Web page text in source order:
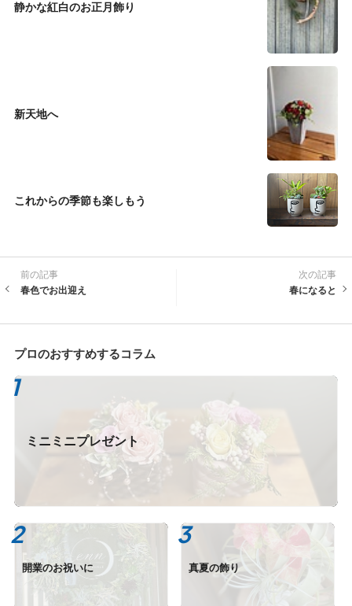
静かな紅白のお正月飾り
新天地へ
これからの季節も楽しもう
前の記事
春色でお出迎え
次の記事
春になると
プロのおすすめするコラム
ミニミニプレゼント
開業のお祝いに 真夏の飾り